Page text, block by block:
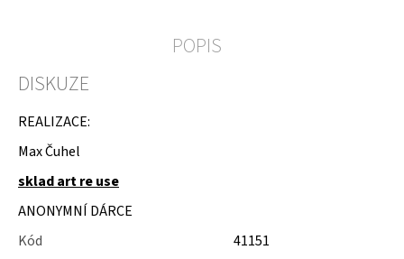
POPIS
DISKUZE
REALIZACE:
Max Čuhel
sklad art re use
ANONYMNÍ DÁRCE
Kód
41151
u
e
e
KOVOVÉ
STOJÁNKY